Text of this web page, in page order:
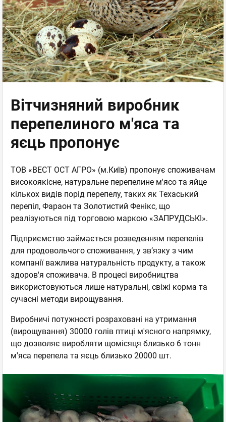
Вітчизняний виробник
перепелиного м'яса та
яєць пропонує
ТОВ «ВЕСТ ОСТ АГРО» (м.Київ) пропонує споживачам
високоякісне, натуральне перепелине м'ясо та яйце
кількох видів порід перепелу, таких як Техаський
перепіл, Фараон та Золотистий Фенікс, що
реалізуються під торговою маркою «ЗАПРУДСЬКІ».
Підприємство займається розведенням перепелів
для продовольчого споживання, у зв’язку з чим
компанії важлива натуральність продукту, а також
здоров'я споживача. В процесі виробництва
використовуються лише натуральні, свіжі корма та
сучасні методи вирощування.
Виробничі потужності розраховані на утримання
(вирощування) 30000 голів птиці м'ясного напрямку,
що дозволяє виробляти щомісяця близько 6 тонн
м'яса перепела та яєць близько 20000 шт.